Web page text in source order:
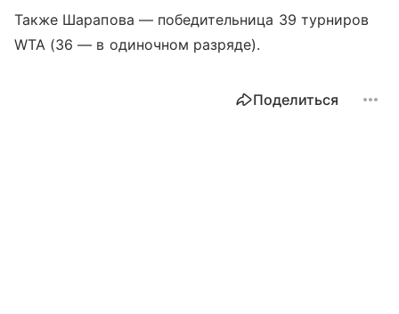
Также Шарапова — победительница 39 турниров
WTA (36 — в одиночном разряде).
Поделиться